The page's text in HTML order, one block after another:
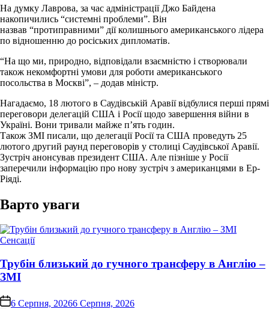
На думку Лаврова, за час адміністрації Джо Байдена
накопичились “системні проблеми”. Він
назвав “протиправними” дії колишнього американського лідера
по відношенню до росіських дипломатів.
“На що ми, природно, відповідали взаємністю і створювали
також некомфортні умови для роботи американського
посольства в Москві”, – додав міністр.
Нагадаємо, 18 лютого в Саудівській Аравії відбулися перші прямі
переговори делегацій США і Росії щодо завершення війни в
Україні. Вони тривали майже п’ять годин.
Також ЗМІ писали, що делегації Росії та США проведуть 25
лютого другий раунд переговорів у столиці Саудівської Аравії.
Зустріч анонсував президент США. Але пізніше у Росії
заперечили інформацію про нову зустріч з американцями в Ер-
Ріяді.
Варто уваги
Опублікувати
Сенсації
Трубін близький до гучного трансферу в Англію –
ЗМІ
on6 Серпня, 20266 Серпня, 2026